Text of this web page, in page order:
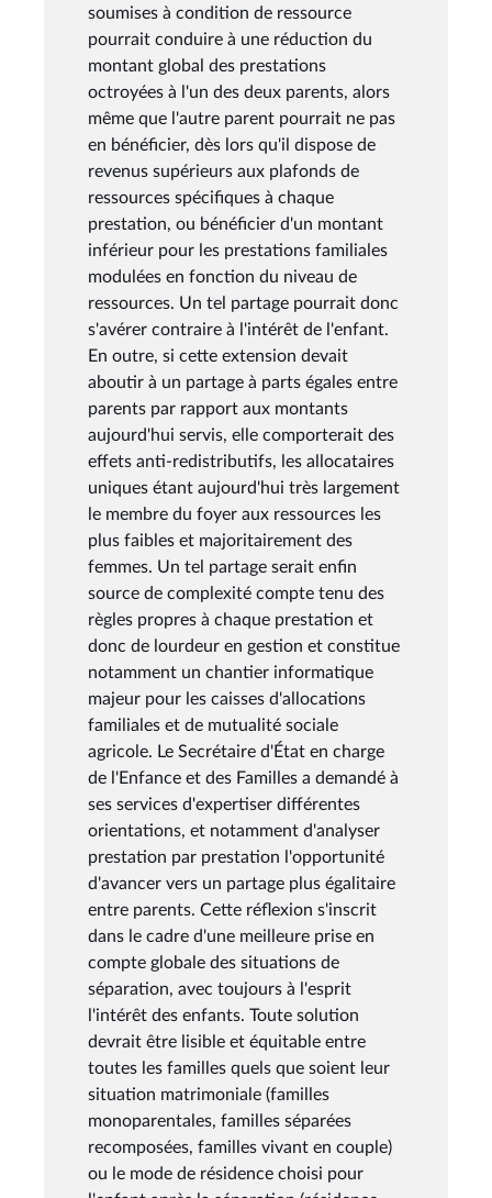
soumises à condition de ressource
pourrait conduire à une réduction du
montant global des prestations
octroyées à l'un des deux parents, alors
même que l'autre parent pourrait ne pas
en bénéficier, dès lors qu'il dispose de
revenus supérieurs aux plafonds de
ressources spécifiques à chaque
prestation, ou bénéficier d'un montant
inférieur pour les prestations familiales
modulées en fonction du niveau de
ressources. Un tel partage pourrait donc
s'avérer contraire à l'intérêt de l'enfant.
En outre, si cette extension devait
aboutir à un partage à parts égales entre
parents par rapport aux montants
aujourd'hui servis, elle comporterait des
effets anti-redistributifs, les allocataires
uniques étant aujourd'hui très largement
le membre du foyer aux ressources les
plus faibles et majoritairement des
femmes. Un tel partage serait enfin
source de complexité compte tenu des
règles propres à chaque prestation et
donc de lourdeur en gestion et constitue
notamment un chantier informatique
majeur pour les caisses d'allocations
familiales et de mutualité sociale
agricole. Le Secrétaire d'État en charge
de l'Enfance et des Familles a demandé à
ses services d'expertiser différentes
orientations, et notamment d'analyser
prestation par prestation l'opportunité
d'avancer vers un partage plus égalitaire
entre parents. Cette réflexion s'inscrit
dans le cadre d'une meilleure prise en
compte globale des situations de
séparation, avec toujours à l'esprit
l'intérêt des enfants. Toute solution
devrait être lisible et équitable entre
toutes les familles quels que soient leur
situation matrimoniale (familles
monoparentales, familles séparées
recomposées, familles vivant en couple)
ou le mode de résidence choisi pour